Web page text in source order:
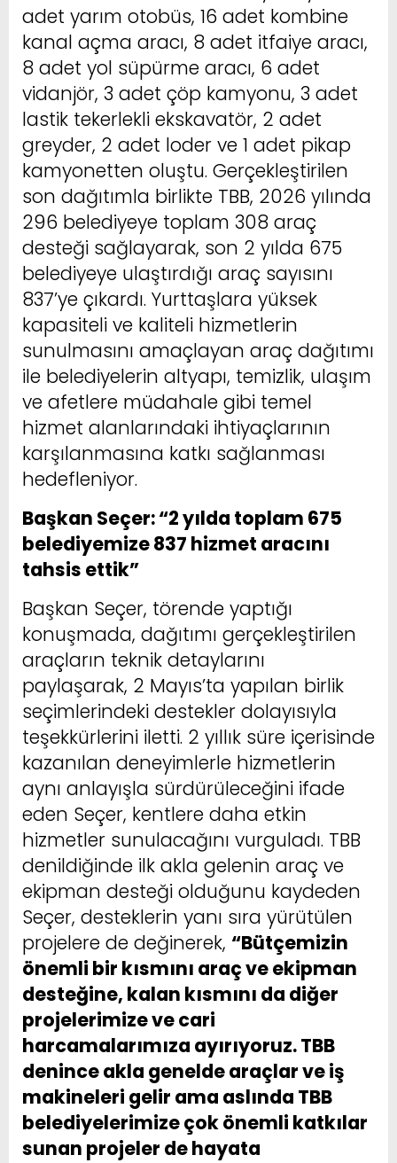
adet yarım otobüs, 16 adet kombine
kanal açma aracı, 8 adet itfaiye aracı,
8 adet yol süpürme aracı, 6 adet
vidanjör, 3 adet çöp kamyonu, 3 adet
lastik tekerlekli ekskavatör, 2 adet
greyder, 2 adet loder ve 1 adet pikap
kamyonetten oluştu. Gerçekleştirilen
son dağıtımla birlikte TBB, 2026 yılında
296 belediyeye toplam 308 araç
desteği sağlayarak, son 2 yılda 675
belediyeye ulaştırdığı araç sayısını
837’ye çıkardı. Yurttaşlara yüksek
kapasiteli ve kaliteli hizmetlerin
sunulmasını amaçlayan araç dağıtımı
ile belediyelerin altyapı, temizlik, ulaşım
ve afetlere müdahale gibi temel
hizmet alanlarındaki ihtiyaçlarının
karşılanmasına katkı sağlanması
hedefleniyor.
Başkan Seçer: “2 yılda toplam 675
belediyemize 837 hizmet aracını
tahsis ettik”
Başkan Seçer, törende yaptığı
konuşmada, dağıtımı gerçekleştirilen
araçların teknik detaylarını
paylaşarak, 2 Mayıs’ta yapılan birlik
seçimlerindeki destekler dolayısıyla
teşekkürlerini iletti. 2 yıllık süre içerisinde
kazanılan deneyimlerle hizmetlerin
aynı anlayışla sürdürüleceğini ifade
eden Seçer, kentlere daha etkin
hizmetler sunulacağını vurguladı. TBB
denildiğinde ilk akla gelenin araç ve
ekipman desteği olduğunu kaydeden
Seçer, desteklerin yanı sıra yürütülen
projelere de değinerek, “Bütçemizin
önemli bir kısmını araç ve ekipman
desteğine, kalan kısmını da diğer
projelerimize ve cari
harcamalarımıza ayırıyoruz. TBB
denince akla genelde araçlar ve iş
makineleri gelir ama aslında TBB
belediyelerimize çok önemli katkılar
sunan projeler de hayata